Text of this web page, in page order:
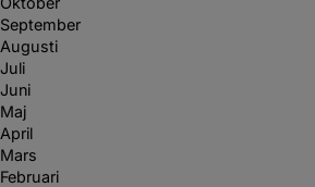
September
Augusti
Juli
Juni
Maj
April
Mars
Februari